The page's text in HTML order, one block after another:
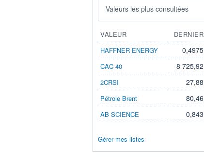
Valeurs les plus consultées
VALEUR DERNIER
HAFFNER ENERGY
0,4975
CAC 40 8 725,92
2CRSI 27,88
Pétrole Brent 80,46
AB SCIENCE 0,843
Gérer mes listes